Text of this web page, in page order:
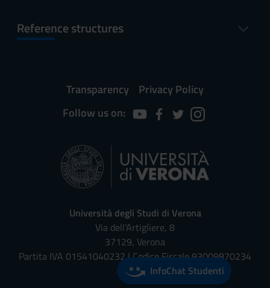
Reference structures
Transparency
Privacy Policy
Follow us on:
Università degli Studi di Verona
Via dell'Artigliere, 8
37129, Verona
Partita IVA 01541040232 | Codice Fiscale 93009870234
InfoChat Studenti